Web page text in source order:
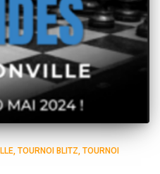
TOURNOI BLITZ TOURNOI